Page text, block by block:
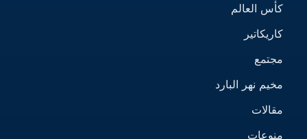
كأس العالم
كاريكاتير
مجتمع
مخيم نهر البارد
مقالات
منوعات